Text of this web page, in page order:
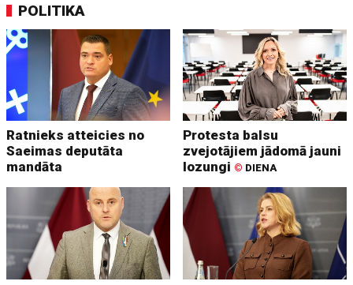
POLITIKA
Ratnieks atteicies no
Saeimas deputāta
mandāta
Protesta balsu
zvejotājiem jādomā jauni
lozungi © DIENA